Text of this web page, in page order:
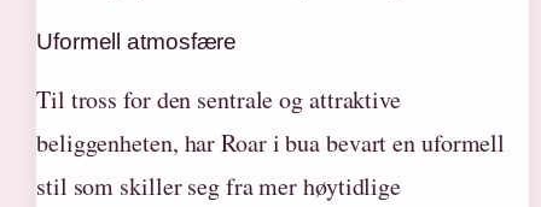
Uformell atmosfære
Til tross for den sentrale og attraktive
beliggenheten, har Roar i bua bevart en uformell
stil som skiller seg fra mer høytidlige